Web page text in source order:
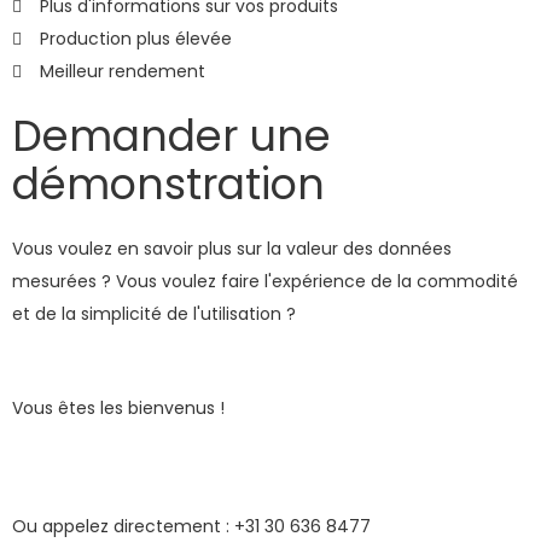
Plus d'informations sur vos produits
Production plus élevée
Meilleur rendement
Demander une
démonstration
Vous voulez en savoir plus sur la valeur des données
mesurées ? Vous voulez faire l'expérience de la commodité
et de la simplicité de l'utilisation ?
Vous êtes les bienvenus !
Ou appelez directement : +31 30 636 8477